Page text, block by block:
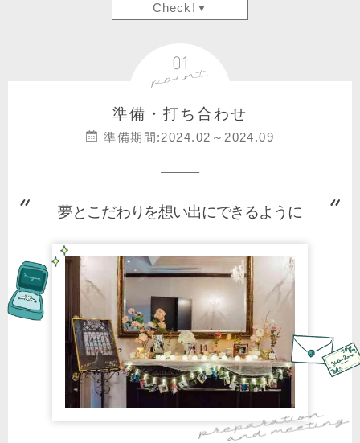
Check!
準備・打ち合わせ
準備期間:2024.02～2024.09
夢とこだわりを想い出にできるように